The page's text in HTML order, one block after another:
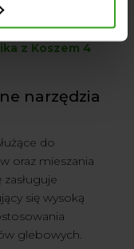
z Koszem 4
narzędzia
do
oraz mieszania
się wysoką
glebowych.